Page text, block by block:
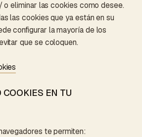
o eliminar las cookies como desee.
las cookies que ya están en su
configurar la mayoría de los
que se coloquen.
EN TU
te permiten: